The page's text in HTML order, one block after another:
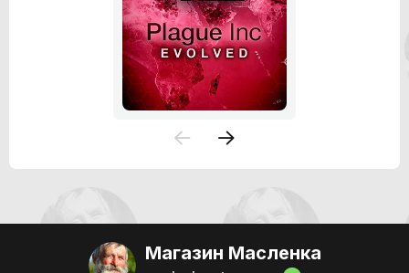
Магазин Масленка